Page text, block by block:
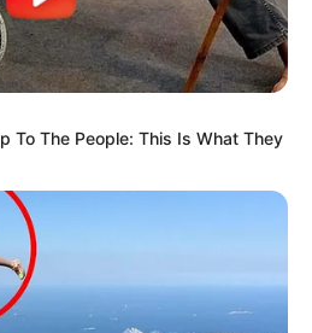
To The People: This Is What They